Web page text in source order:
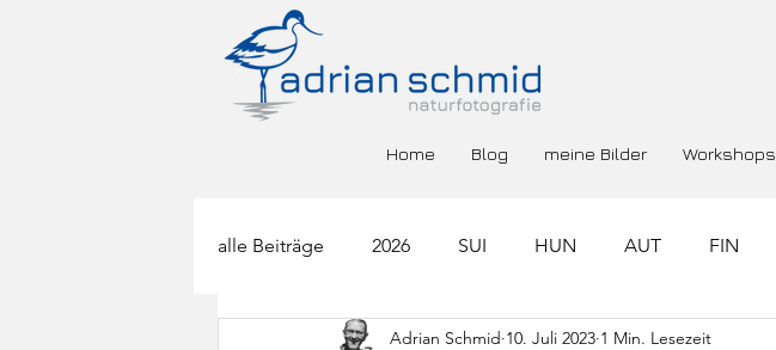
Home Blog meine Bilder Workshops
alle Beiträge 2026 SUI HUN AUT FIN
DEU ESP FRA GRC NLD
Adrian Schmid 10. Juli 2023 1 Min. Lesezeit